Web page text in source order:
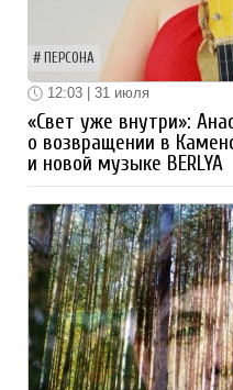
ПЕРСОНА
12:03 | 31 июля
«Свет уже внутри»:
о возвращении в
и новой музыке BERLYA